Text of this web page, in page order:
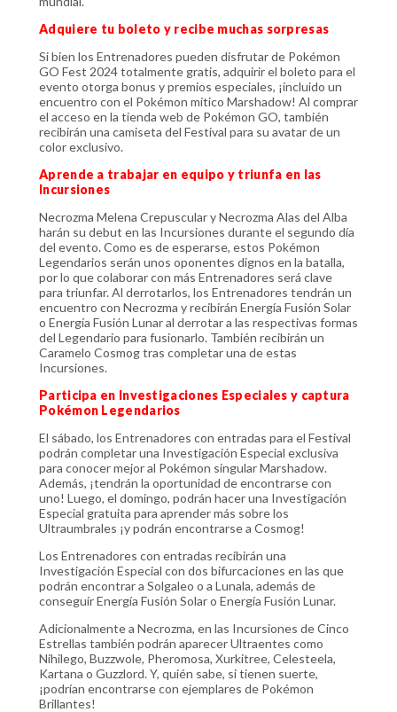
Adquiere tu boleto y recibe muchas sorpresas
Si bien los Entrenadores pueden disfrutar de Pokémon
GO Fest 2024 totalmente gratis, adquirir el boleto para el
evento otorga bonus y premios especiales, ¡incluido un
encuentro con el Pokémon mítico Marshadow! Al comprar
el acceso en la tienda web de Pokémon GO, también
recibirán una camiseta del Festival para su avatar de un
color exclusivo.
Aprende a trabajar en equipo y triunfa en las
Incursiones
Necrozma Melena Crepuscular y Necrozma Alas del Alba
harán su debut en las Incursiones durante el segundo día
del evento. Como es de esperarse, estos Pokémon
Legendarios serán unos oponentes dignos en la batalla,
por lo que colaborar con más Entrenadores será clave
para triunfar. Al derrotarlos, los Entrenadores tendrán un
encuentro con Necrozma y recibirán Energía Fusión Solar
o Energía Fusión Lunar al derrotar a las respectivas formas
del Legendario para fusionarlo. También recibirán un
Caramelo Cosmog tras completar una de estas
Incursiones.
Participa en Investigaciones Especiales y captura
Pokémon Legendarios
El sábado, los Entrenadores con entradas para el Festival
podrán completar una Investigación Especial exclusiva
para conocer mejor al Pokémon singular Marshadow.
Además, ¡tendrán la oportunidad de encontrarse con
uno! Luego, el domingo, podrán hacer una Investigación
Especial gratuita para aprender más sobre los
Ultraumbrales ¡y podrán encontrarse a Cosmog!
Los Entrenadores con entradas recibirán una
Investigación Especial con dos bifurcaciones en las que
podrán encontrar a Solgaleo o a Lunala, además de
conseguir Energía Fusión Solar o Energía Fusión Lunar.
Adicionalmente a Necrozma, en las Incursiones de Cinco
Estrellas también podrán aparecer Ultraentes como
Nihilego, Buzzwole, Pheromosa, Xurkitree, Celesteela,
Kartana o Guzzlord. Y, quién sabe, si tienen suerte,
¡podrían encontrarse con ejemplares de Pokémon
Brillantes!